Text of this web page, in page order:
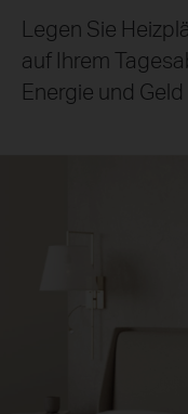
Legen Sie
auf Ihrem
Energie und